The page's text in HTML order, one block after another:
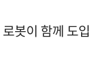
봇이 함께 도입